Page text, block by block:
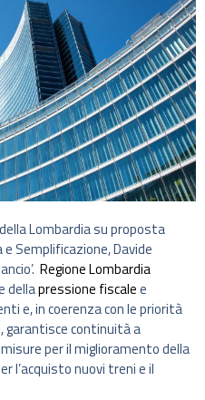
Lombardia su proposta
e Semplificazione, Davide
Regione Lombardia
dellapressione fiscalee
e, in coerenza con le priorità
garantisce continuità a
per il miglioramento della
l’acquisto nuovi treni e il